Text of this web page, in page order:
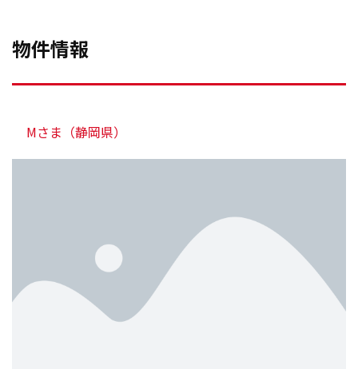
物件情報
Mさま（静岡県）